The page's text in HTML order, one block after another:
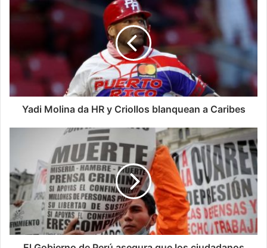
Yadi Molina da HR y Criollos blanquean a Caribes